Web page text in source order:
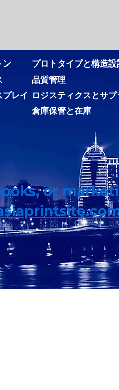
ン
レイ
プロトタイプと構造設
品質管理
ロジスティクスとサ
倉庫保管と在庫
or